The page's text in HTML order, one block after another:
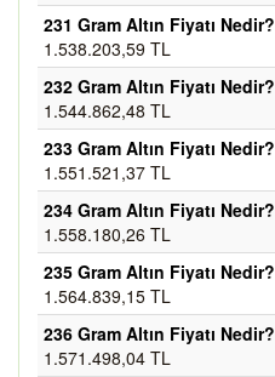
231 Gram Altın Fiyatı Nedir?
1.538.203,59 TL
232 Gram Altın Fiyatı Nedir?
1.544.862,48 TL
233 Gram Altın Fiyatı Nedir?
1.551.521,37 TL
234 Gram Altın Fiyatı Nedir?
1.558.180,26 TL
235 Gram Altın Fiyatı Nedir?
1.564.839,15 TL
236 Gram Altın Fiyatı Nedir?
1.571.498,04 TL